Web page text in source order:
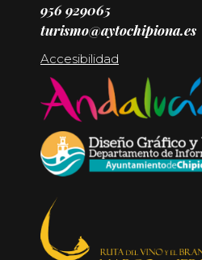
956 929065
turismo@aytochipiona.es
Accesibilidad